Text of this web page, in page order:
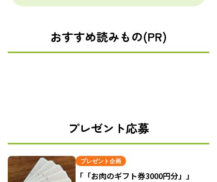
おすすめ読みもの(PR)
プレゼント応募
プレゼント企画
「「お肉のギフト券3000円分」」